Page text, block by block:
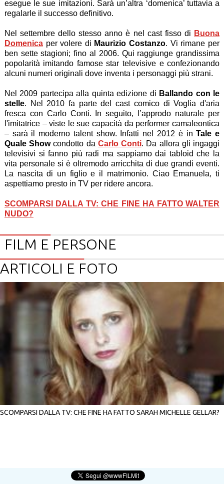
esegue le sue imitazioni. Sarà un’altra ‘domenica’ tuttavia a
regalarle il successo definitivo.
Nel settembre dello stesso anno è nel cast fisso di Buona
Domenicaper volere di Maurizio Costanzo. Vi rimane per
ben sette stagioni; fino al 2006. Qui raggiunge grandissima
popolarità imitando famose star televisive e confezionando
alcuni numeri originali dove inventa i personaggi più strani.
Nel 2009 partecipa alla quinta edizione di Ballando con le
stelle. Nel 2010 fa parte del cast comico di Voglia d'aria
fresca con Carlo Conti. In seguito, l’approdo naturale per
l'imitatrice – viste le sue capacità da performer camaleontica
– sarà il moderno talent show. Infatti nel 2012 è inTale e
Quale Showcondotto da Carlo Conti. Da allora gli ingaggi
televisivi si fanno più radi ma sappiamo dai tabloid che la
vita personale si è oltremodo arricchita di due grandi eventi.
La nascita di un figlio e il matrimonio. Ciao Emanuela, ti
aspettiamo presto in TV per ridere ancora.
SCOMPARSI DALLA TV: CHE FINE HA FATTO WALTER
NUDO?
FILM E PERSONE
ARTICOLI E FOTO
SCOMPARSI DALLA TV: CHE FINE HA FATTO SARAH MICHELLE GELLAR?